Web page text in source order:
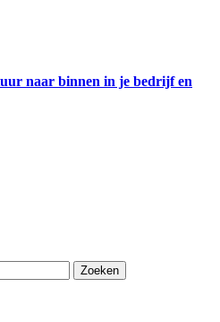
naar binnen in je bedrijf en